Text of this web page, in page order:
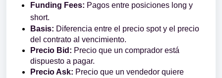
Funding Fees: Pagos entre posiciones long y
short.
Basis: Diferencia entre el precio spot y el precio
del contrato al vencimiento.
Precio Bid: Precio que un comprador está
dispuesto a pagar.
Precio Ask: Precio que un vendedor quiere